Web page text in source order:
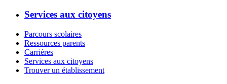
Services aux citoyens
Parcours scolaires
Ressources parents
Carrières
Services aux citoyens
Trouver un établissement